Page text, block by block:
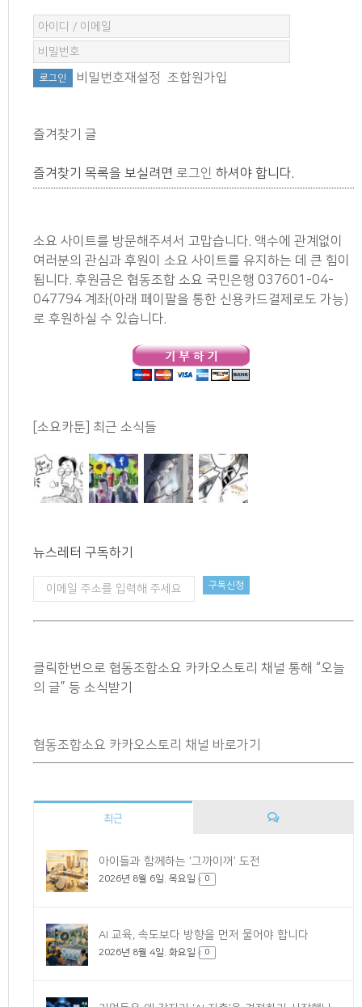
비밀번호재설정 조합원가입
즐겨찾기 글
즐겨찾기 목록을 보실려면 로그인 하셔야 합니다.
소요 사이트를 방문해주셔서 고맙습니다. 액수에 관계없이
여러분의 관심과 후원이 소요 사이트를 유지하는 데 큰 힘이
됩니다. 후원금은 협동조합 소요 국민은행 037601-04-
047794 계좌(아래 페이팔을 통한 신용카드결제로도 가능)
로 후원하실 수 있습니다.
[소요카툰] 최근 소식들
뉴스레터 구독하기
클릭한번으로 협동조합소요 카카오스토리 채널 통해 “오늘
의 글” 등 소식받기
협동조합소요 카카오스토리 채널 바로가기
최근
아이들과 함께하는 ‘그까이꺼’ 도전
2026년 8월 6일. 목요일 0
AI 교육, 속도보다 방향을 먼저 물어야 합니다
2026년 8월 4일. 화요일 0